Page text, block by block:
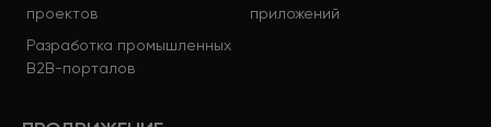
проектов
приложений
Разработка промышленных
B2B-порталов